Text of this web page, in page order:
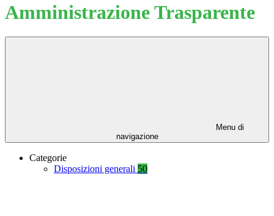
Amministrazione Trasparente
Menu di
navigazione
Categorie
Disposizioni generali 50